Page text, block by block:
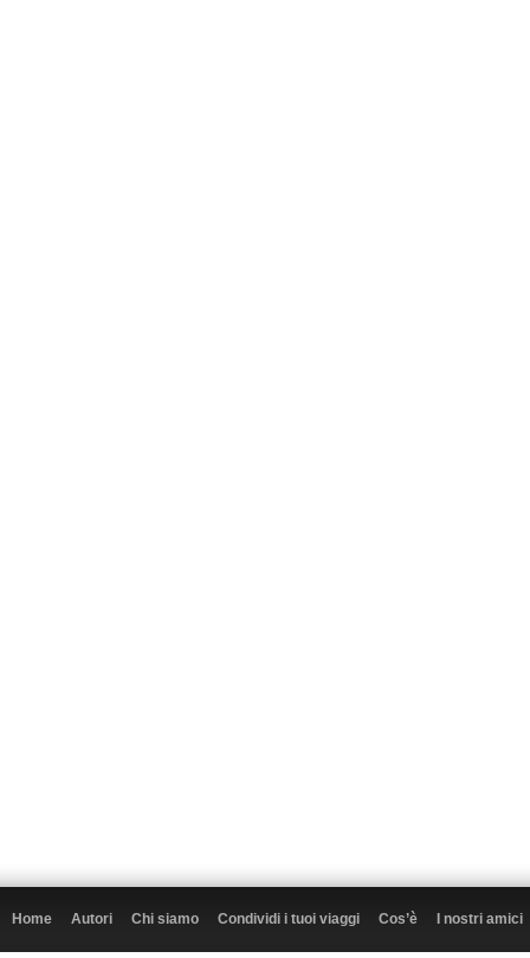
Home Autori Chi siamo Condividi i tuoi viaggi Cos’è I nostri amici